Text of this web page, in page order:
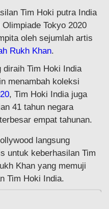
Tim Hoki putra India
Tokyo 2020
oleh sejumlah artis
Rukh Khan.
diraih Tim Hoki India
menambah koleksi
, Tim Hoki India juga
41 tahun negara
empat tahunan.
langsung
untuk keberhasilan Tim
Khan yang memuji
Tim Hoki India.